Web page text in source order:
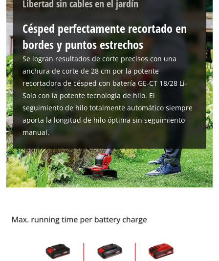
Libertad sin cables en el jardín
Césped perfectamente recortado en
bordes y puntos estrechos
Se logran resultados de corte precisos con una
anchura de corte de 28 cm por la potente
recortadora de césped con batería GE-CT 18/28 Li-
Solo con la potente tecnología de hilo. El
seguimiento de hilo totalmente automático siempre
aporta la longitud de hilo óptima sin seguimiento
manual.